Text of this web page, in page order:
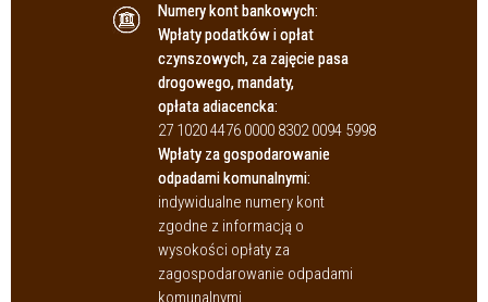
Numery kont bankowych:
Wpłaty podatków i opłat
czynszowych, za zajęcie pasa
drogowego, mandaty,
opłata adiacencka:
27 1020 4476 0000 8302 0094 5998
Wpłaty za gospodarowanie
odpadami komunalnymi:
indywidualne numery kont
zgodne z informacją o
wysokości opłaty za
zagospodarowanie odpadami
komunalnymi